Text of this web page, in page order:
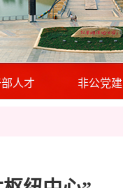
人才 非公党建